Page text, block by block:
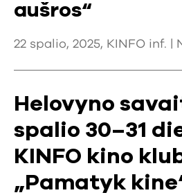
aušros“
22 spalio, 2025, KINFO inf. |
Helovyno
spalio 30–31
KINFO kino
„Pamatyk